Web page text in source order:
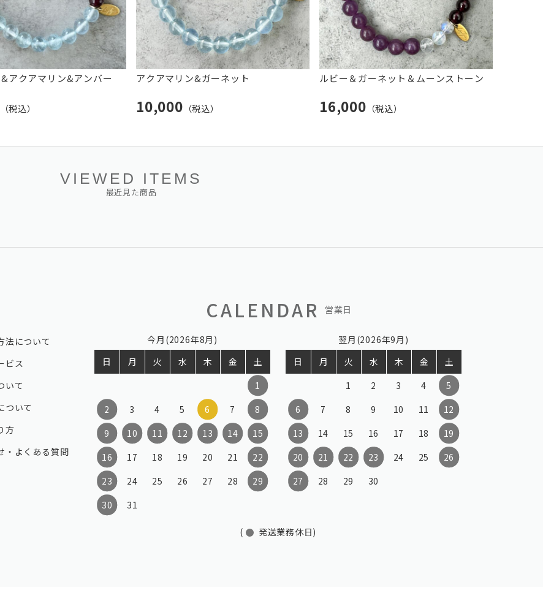
アクアマリン&アンバー
（税込）
アクアマリン&ガーネット
10,000 （税込）
ルビー＆ガーネット＆ムーンストーン
16,000 （税込）
VIEWED ITEMS
最近見た商品
法について
ビス
いて
ついて
方
・よくある質問
CALENDAR 営業日
今月(2026年8月)
日
月 火 水 木 金
土
1
2
3 4 5 6 7
8
9
10 11 12 13 14
15
16
17 18 19 20 21
22
23
24 25 26 27 28
29
30
31
翌月(2026年9月)
日
月 火 水 木 金
土
1
2 3 4
5
6
7 8 9 10 11
12
13
14 15 16 17 18
19
20
21 22 23 24 25
26
27
28 29 30
( 発送業務休日)